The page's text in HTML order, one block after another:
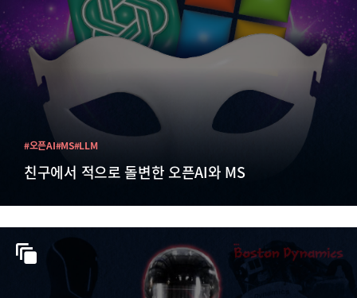
친구에서 적으로 돌변한 오픈AI와 MS
#오픈AI#MS#LLM